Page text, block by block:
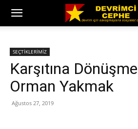
SEÇTİKLERİMİZ
Karşıtına
Orman Yakmak
Ağustos 27, 2019